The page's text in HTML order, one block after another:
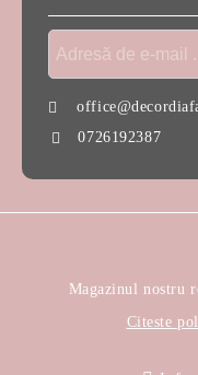
0726192387
Magazinul nostru
Citeste